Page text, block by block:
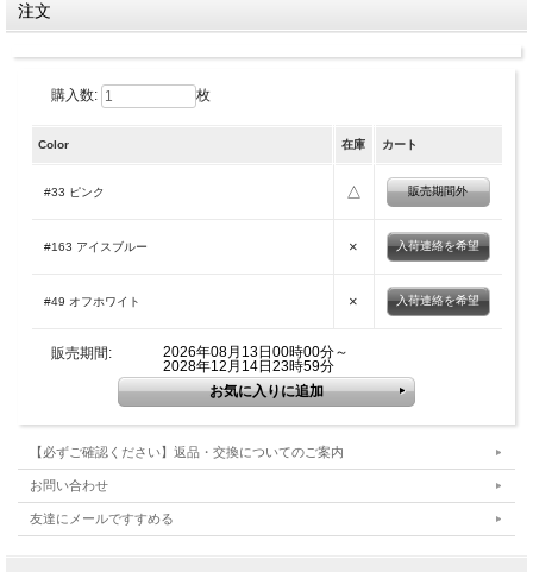
注文
購入数: 枚
Color 在庫 カート
#33 ピンク △ 販売期間外
#163 アイスブルー × 入荷連絡を希望
#49 オフホワイト × 入荷連絡を希望
販売期間:
2026年08月13日00時00分～
2028年12月14日23時59分
【必ずご確認ください】返品・交換についてのご案内
お問い合わせ
友達にメールですすめる